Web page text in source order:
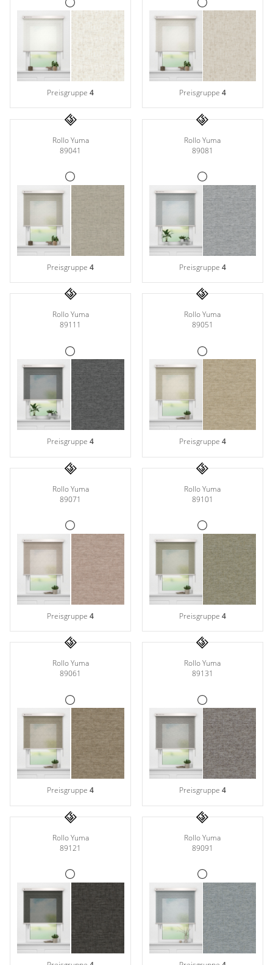
Preisgruppe4 Preisgruppe 4
Rollo Yuma
89041
Preisgruppe4
Rollo Yuma
89081
Preisgruppe 4
Rollo Yuma
89111
Preisgruppe4
Rollo Yuma
89051
Preisgruppe 4
Rollo Yuma
89071
Preisgruppe4
Rollo Yuma
89101
Preisgruppe 4
Rollo Yuma
89061
Preisgruppe4
Rollo Yuma
89131
Preisgruppe 4
Rollo Yuma
89121
Rollo Yuma
89091